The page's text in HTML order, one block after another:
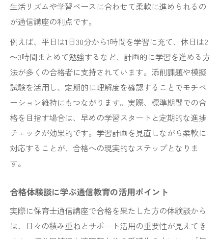
生活リズムや学習ペースに合わせて柔軟に進められるの
が通信講座の利点です。
例えば、平日は1日30分から1時間を学習に充て、休日は2
～3時間まとめて勉強するなど、計画的に学習を進める方
法が多くの合格者に支持されています。添削課題や模擬
試験を活用し、定期的に理解度を確認することでモチベ
ーション維持にもつながります。実際、標準期間での合
格を目指す場合は、早めの学習スタートと定期的な進捗
チェックが効果的です。学習計画を見直しながら柔軟に
対応することが、合格への現実的なステップとなりま
す。
合格体験談に学ぶ通信教育の活用ポイント
実際に保育士通信講座で合格を果たした方の体験談から
は、日々の積み重ねとサポート活用の重要性が見えてき